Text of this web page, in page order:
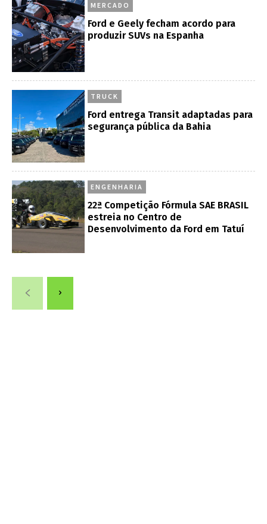
MERCADO
Ford e Geely fecham acordo para
produzir SUVs na Espanha
TRUCK
Ford entrega Transit adaptadas para
segurança pública da Bahia
ENGENHARIA
22ª Competição Fórmula SAE BRASIL
estreia no Centro de
Desenvolvimento da Ford em Tatuí